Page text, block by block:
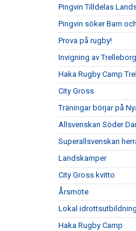
Pingvin Tilldelas
Pingvin söker Barn
Prova på rugby!
Invigning av
Haka Rugby Camp
City Gross
Träningar börjar på
Allsvenskan Söder
Superallsvenskan
Landskamper
City Gross kvitto
Årsmöte
Lokal
Haka Rugby Camp